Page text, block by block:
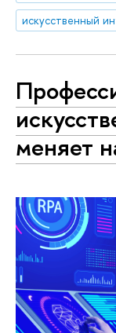
искусственный
меняет